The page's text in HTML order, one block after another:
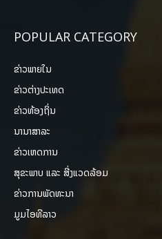
POPULAR CATEGORY
ຂ່າວພາຍ​ໃນ
ຂ່າວຕ່າງປະເທດ
ຂ່າວທ້ອງຖິ່ນ
ນານາສາລະ
ຂ່າວເຫດການ
ສຸຂະພາບ ແລະ ສີ່ງແວດລ້ອມ
ຂ່າວການພັດທະນາ
ມູມໄອທີລາວ